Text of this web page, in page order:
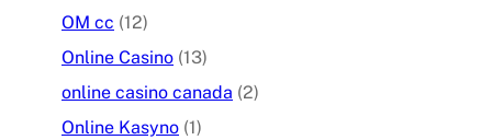
OM cc (12)
Online Casino (13)
online casino canada (2)
Online Kasyno (1)